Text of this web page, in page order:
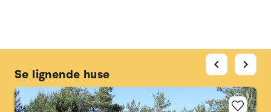
Se lignende huse
chevron_left chevron_right